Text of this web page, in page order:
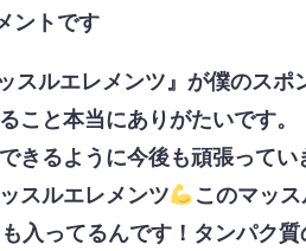
ントです
スルエレメンツ』が僕のスポ
こと本当にありがたいです。
きるように今後も頑張ってい
スルエレメンツ
このマッ
入ってるんです！タンパク